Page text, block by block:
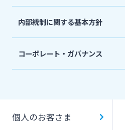
お問い合わせ先一覧
English
内部統制に関する基本方針
コーポレート・ガバナンス
個人のお客さま